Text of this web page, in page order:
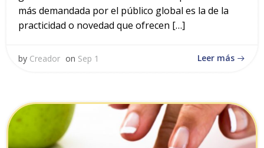
más demandada por el público global es la de la
practicidad o novedad que ofrecen […]
by Creador on Sep 1 Leer más